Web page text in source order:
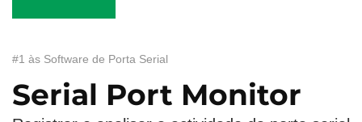
#1 às Software de Porta Serial
Serial Port Monitor